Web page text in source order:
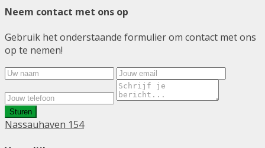
Neem contact met ons op
Gebruik het onderstaande formulier om contact met ons
op te nemen!
Sturen
Nassauhaven 154